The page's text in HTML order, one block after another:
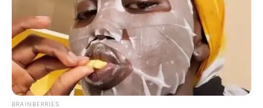
ขอบคุณข้อมูลจากรายการ ศึก 12 ราศี
ดูดวง ดูดวง 12 ราศี ท้องก่อนแต่ง ศึก12 ราศี แต่งงาน
แต่งงานเร็ว แต่งงานไม่ทันตั้งตัว
BRAINBERRIES